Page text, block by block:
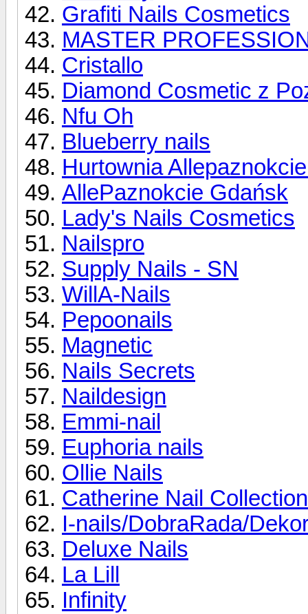
Grafiti Nails Cosmetics
MASTER
Cristallo
Diamond Cosmetic z
Nfu Oh
Blueberry nails
Hurtownia
AllePaznokcie Gdańsk
Lady's Nails Cosmetics
Nailspro
Supply Nails - SN
WillA-Nails
Pepoonails
Magnetic
Nails Secrets
Naildesign
Emmi-nail
Euphoria nails
Ollie Nails
Catherine Nail Collection
I-nails/DobraRada/
Deluxe Nails
La Lill
Infinity